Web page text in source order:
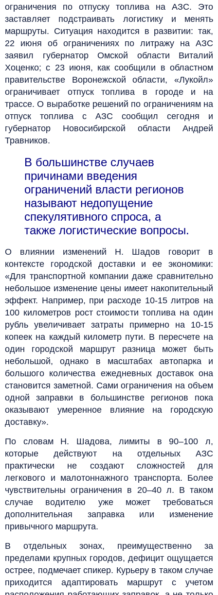
ограничения по отпуску топлива на АЗС. Это
заставляет подстраивать логистику и менять
маршруты. Ситуация находится в развитии: так,
22 июня об ограничениях по литражу на АЗС
заявил губернатор Омской области Виталий
Хоценко; с 23 июня, как сообщили в областном
правительстве Воронежской области, «Лукойл»
ограничивает отпуск топлива в городе и на
трассе. О выработке решений по ограничениям на
отпуск топлива с АЗС сообщил сегодня и
губернатор Новосибирской области Андрей
Травников.
В большинстве случаев
причинами введения
ограничений власти регионов
называют недопущение
спекулятивного спроса, а
также логистические вопросы.
О влиянии изменений Н. Шадов говорит в
контексте городской доставки и ее экономики:
«Для транспортной компании даже сравнительно
небольшое изменение цены имеет накопительный
эффект. Например, при расходе 10-15 литров на
100 километров рост стоимости топлива на один
рубль увеличивает затраты примерно на 10-15
копеек на каждый километр пути. В пересчете на
один городской маршрут разница может быть
небольшой, однако в масштабах автопарка и
большого количества ежедневных доставок она
становится заметной. Сами ограничения на объем
одной заправки в большинстве регионов пока
оказывают умеренное влияние на городскую
доставку».
По словам Н. Шадова, лимиты в 90–100 л,
которые действуют на отдельных АЗС
практически не создают сложностей для
легкового и малотоннажного транспорта. Более
чувствительны ограничения в 20–40 л. В таком
случае водителю уже может требоваться
дополнительная заправка или изменение
привычного маршрута.
В отдельных зонах, преимущественно за
пределами крупных городов, дефицит ощущается
острее, подмечает спикер. Курьеру в таком случае
приходится адаптировать маршрут с учетом